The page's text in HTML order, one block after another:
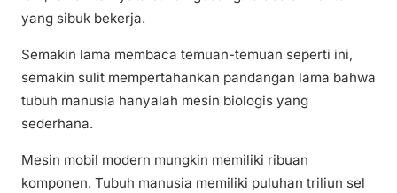
yang sibuk bekerja.
Semakin lama membaca temuan-temuan seperti ini,
semakin sulit mempertahankan pandangan lama bahwa
tubuh manusia hanyalah mesin biologis yang
sederhana.
Mesin mobil modern mungkin memiliki ribuan
komponen. Tubuh manusia memiliki puluhan triliun sel